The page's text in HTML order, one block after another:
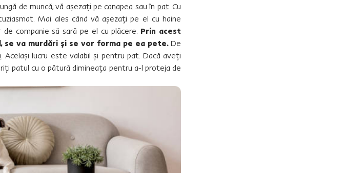
de muncă, vă așezați pecanapea sau în pat . Cu
Mai ales când vă așezați pe el cu haine
companie să sară pe el cu plăcere. Prin acest
se va murdări și se vor forma pe ea pete. De
. Același lucru este valabil și pentru pat. Dacă aveți
patul cu o pătură dimineața pentru a-l proteja de